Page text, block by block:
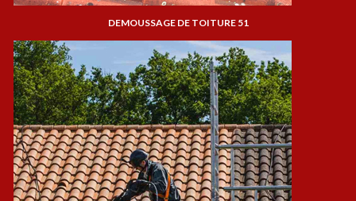
DEMOUSSAGE DE TOITURE 51